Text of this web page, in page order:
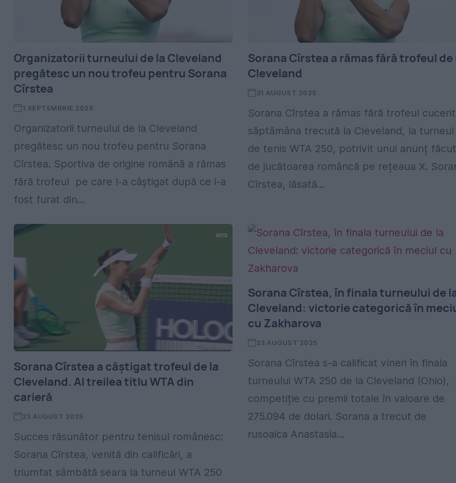
Organizatorii turneului de la Cleveland
pregătesc un nou trofeu pentru Sorana
Cîrstea
1 SEPTEMBRIE 2025
Organizatorii turneului de la Cleveland
pregătesc un nou trofeu pentru Sorana
Cîrstea. Sportiva de origine română a rămas
fără trofeul pe care l-a câștigat după ce i-a
fost furat din...
Sorana Cîrstea a rămas fără trofeul de
Cleveland
31 AUGUST 2025
Sorana Cîrstea a rămas fără trofeul cucerit
săptămâna trecută la Cleveland, la turneul
de tenis WTA 250, potrivit unui anunț făcut
de jucătoarea româncă pe rețeaua X.
Cîrstea, lăsată...
Sorana Cîrstea a câștigat trofeul de la
Cleveland. Al treilea titlu WTA din
carieră
23 AUGUST 2025
Succes răsunător pentru tenisul românesc:
Sorana Cîrstea, venită din calificări, a
triumfat sâmbătă seara la turneul WTA 250
Sorana Cîrstea, în finala turneului de
Cleveland: victorie categorică în
cu Zakharova
23 AUGUST 2025
Sorana Cîrstea s-a calificat vineri în finala
turneului WTA 250 de la Cleveland (Ohio),
competiție cu premii totale în valoare de
275.094 de dolari. Sorana a trecut de
rusoaica Anastasia...